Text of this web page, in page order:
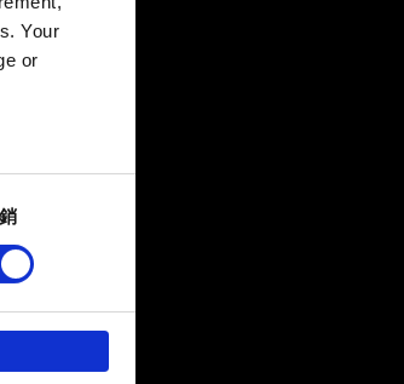
Your
or
這些非強制